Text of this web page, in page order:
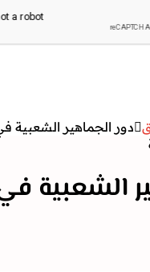
دور الجماهير الشعبية
الشعبية في